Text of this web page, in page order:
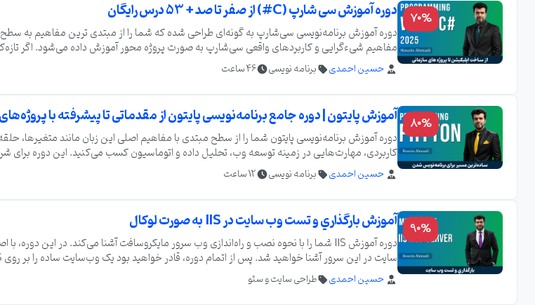
70% دوره آموزش سی‌ شارپ (C#) از صفر تا صد + 53 درس رایگان
دوره آموزش برنامه‌نویسی سی‌شارپ به‌ گونه‌ای طراحی شده که شما را از مبتدی‌ ترین مفاهیم به سطح
مفاهیم شیءگرایی و کاربردهای واقعی سی‌شارپ به صورت پروژه‌ محور آموزش داده می‌شود. اگر
بیاموزید، این دوره برای شما ایده‌آل است. در پایان دوره، توانایی طراحی و پیاده‌سازی نرم‌افزارهای
حسین احمدی برنامه نویسی 46 ساعت
80% آموزش پایتون | دوره جامع برنامه‌نویسی پایتون از مقدماتی تا پیشرفته با
دوره آموزش برنامه‌نویسی پایتون شما را از سطح مبتدی با مفاهیم اصلی این زبان مانند متغیرها،
کاربردی، مهارت‌هایی در زمینه توسعه وب، تحلیل داده و اتوماسیون کسب می‌کنید. این دوره
مناسب است.
حسین احمدی برنامه نویسی 12 ساعت
90% آموزش بارگذاري و تست وب سايت در IIS به صورت لوکال
سایت در این سرور آشنا خواهید شد. پس از اتمام دوره، قادر خواهید بود یک وب‌سایت ساده را بر روی IIS راه‌اندازی کرده و آن را برای استفاده آنلاین آماده کنید.
حسین احمدی طراحی سایت و سئو